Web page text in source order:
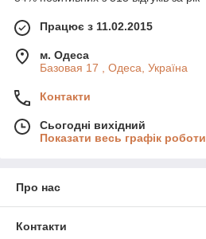
Працює з 11.02.2015
м. Одеса
Базовая 17 , Одеса, Україна
Контакти
Сьогодні вихідний
Показати весь графік роботи
Про нас
Контакти